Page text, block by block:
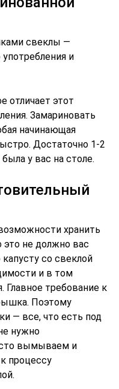
свеклы —
употребления и
отличает этот
Замариновать
начинающая
Достаточно 1-2
у вас на столе.
хранить
не должно вас
со свеклой
и в том
Главное требование к
Поэтому
— все, что есть под
нужно
вымываем и
процессу